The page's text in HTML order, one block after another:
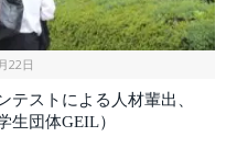
22日
テストによる人材輩出、
生団体GEIL）